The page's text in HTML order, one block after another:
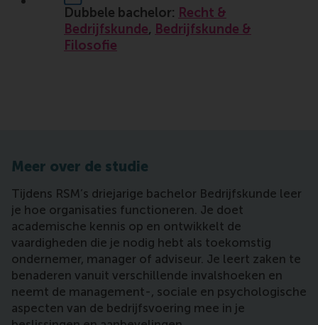
Dubbele bachelor: Recht &
Bedrijfskunde, Bedrijfskunde &
Filosofie
Meer over de studie
Tijdens RSM’s driejarige bachelor Bedrijfskunde leer
je hoe organisaties functioneren. Je doet
academische kennis op en ontwikkelt de
vaardigheden die je nodig hebt als toekomstig
ondernemer, manager of adviseur. Je leert zaken te
benaderen vanuit verschillende invalshoeken en
neemt de management-, sociale en psychologische
aspecten van de bedrijfsvoering mee in je